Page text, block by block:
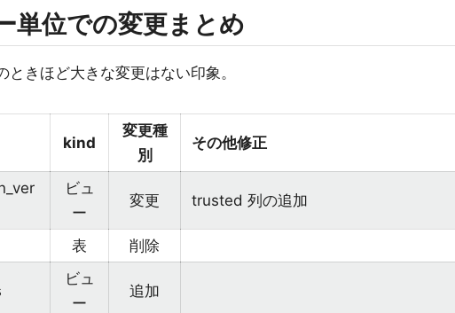
単位での変更まとめ
きほど大きな変更はない印象。
kind
変更種
別
その他修正
ビュ
ー
変更 trusted 列の追加
表 削除
ビュ
ー
追加